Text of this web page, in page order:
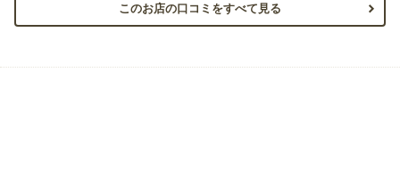
このお店の口コミをすべて見る